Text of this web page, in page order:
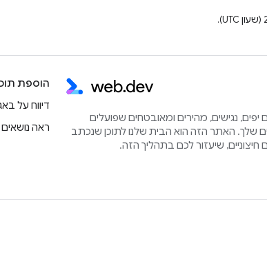
יפים, נגישים, מהירים ומאובטחים שפועלים
שלך. האתר הזה הוא הבית שלנו לתוכן שנכתב
הוספת
דיווח על
ראה